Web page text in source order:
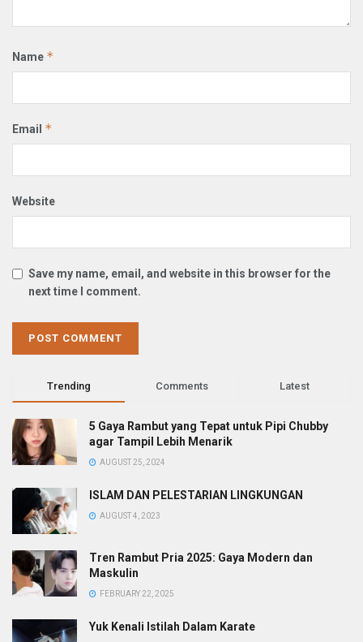
Name *
Email *
Website
Save my name, email, and website in this browser for the
next time I comment.
Trending Comments Latest
5 Gaya Rambut yang Tepat untuk Pipi Chubby
agar Tampil Lebih Menarik
AUGUST 25, 2024
ISLAM DAN PELESTARIAN LINGKUNGAN
AUGUST 4, 2023
Tren Rambut Pria 2025: Gaya Modern dan
Maskulin
FEBRUARY 22, 2025
Yuk Kenali Istilah Dalam Karate